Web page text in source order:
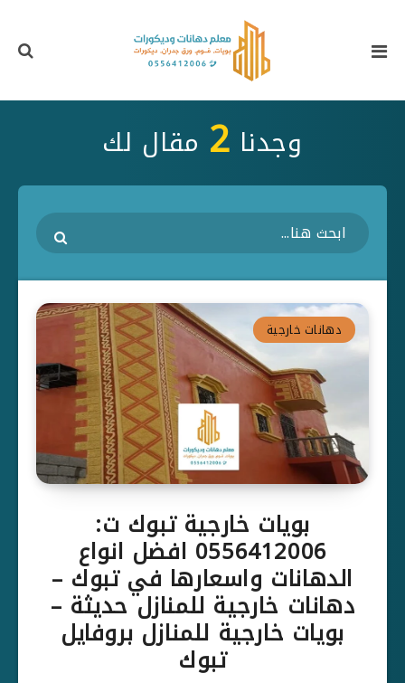
وجدنا2 مقال لك
دهانات خارجية
بويات خارجية تبوك ت:
0556412006 افضل انواع
الدهانات واسعارها في تبوك –
دهانات خارجية للمنازل حديثة –
بويات خارجية للمنازل بروفايل
تبوك